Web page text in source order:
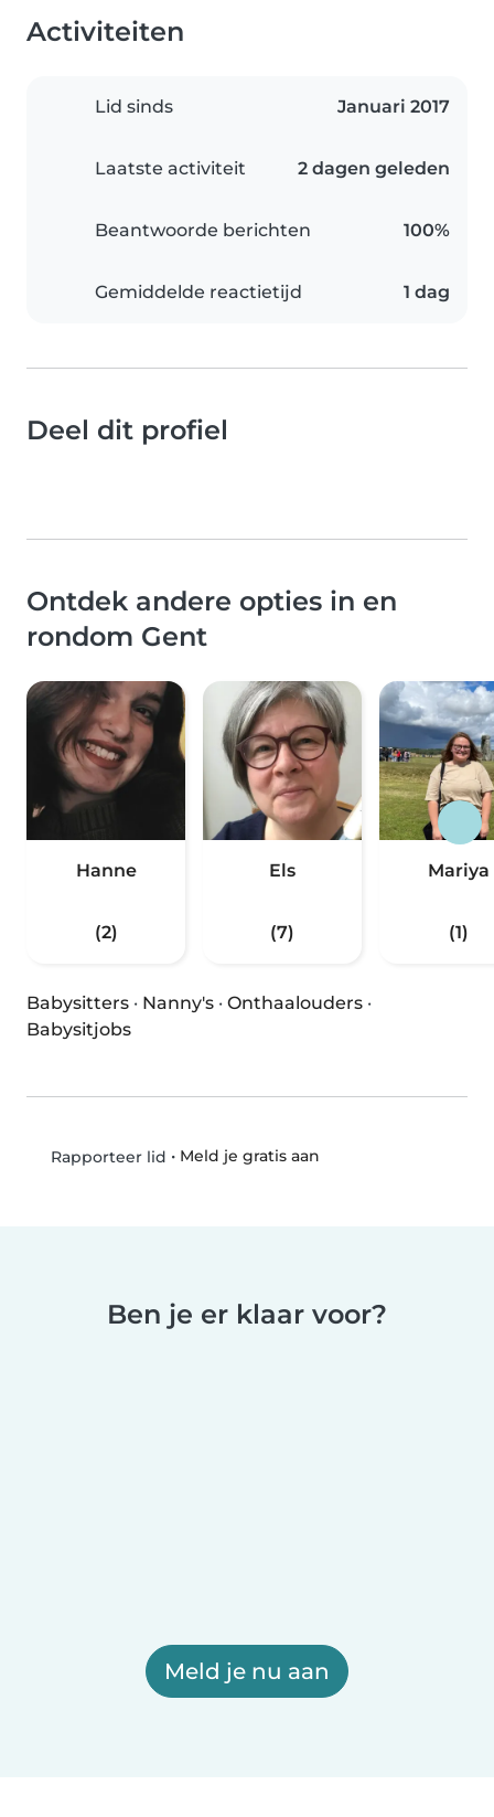
Activiteiten
Lid sinds Januari 2017
Laatste activiteit 2 dagen geleden
Beantwoorde berichten 100%
Gemiddelde reactietijd 1 dag
Deel dit profiel
Ontdek andere opties in en
rondom Gent
Hanne
(2)
Els
(7)
Mariya
(1)
Babysitters · Nanny's · Onthaalouders ·
Babysitjobs
Rapporteer lid • Meld je gratis aan
Ben je er klaar voor?
Meld je nu aan